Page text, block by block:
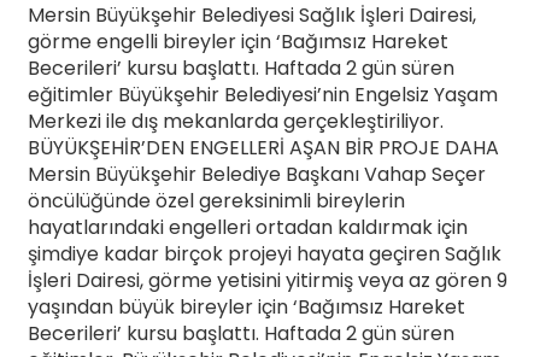
Mersin Büyükşehir Belediyesi Sağlık İşleri Dairesi,
görme engelli bireyler için ‘Bağımsız Hareket
Becerileri’ kursu başlattı. Haftada 2 gün süren
eğitimler Büyükşehir Belediyesi’nin Engelsiz Yaşam
Merkezi ile dış mekanlarda gerçekleştiriliyor.
BÜYÜKŞEHİR’DEN ENGELLERİ AŞAN BİR PROJE DAHA
Mersin Büyükşehir Belediye Başkanı Vahap Seçer
öncülüğünde özel gereksinimli bireylerin
hayatlarındaki engelleri ortadan kaldırmak için
şimdiye kadar birçok projeyi hayata geçiren Sağlık
İşleri Dairesi, görme yetisini yitirmiş veya az gören 9
yaşından büyük bireyler için ‘Bağımsız Hareket
Becerileri’ kursu başlattı. Haftada 2 gün süren